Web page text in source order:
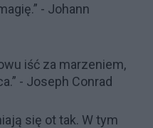
- Johann
iść za marzeniem,
- Joseph Conrad
się ot tak. W tym